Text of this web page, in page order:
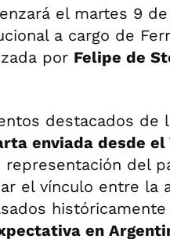
el martes 9
a cargo de
por Felipe de
destacados de
enviada desde
representación del
el vínculo entre la
históricamente
en